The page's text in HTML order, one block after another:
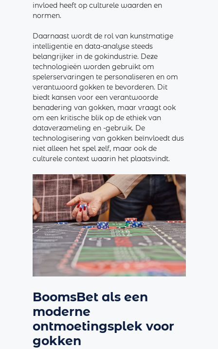
invloed heeft op culturele waarden en
normen.
Daarnaast wordt de rol van kunstmatige
intelligentie en data-analyse steeds
belangrijker in de gokindustrie. Deze
technologieën worden gebruikt om
spelerservaringen te personaliseren en om
verantwoord gokken te bevorderen. Dit
biedt kansen voor een verantwoorde
benadering van gokken, maar vraagt ook
om een kritische blik op de ethiek van
dataverzameling en -gebruik. De
technologisering van gokken beïnvloedt dus
niet alleen het spel zelf, maar ook de
culturele context waarin het plaatsvindt.
BoomsBet als een
moderne
ontmoetingsplek voor
gokken